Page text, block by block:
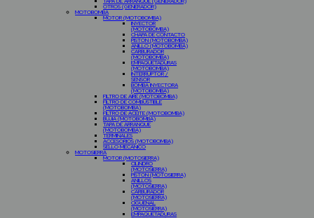
OTROS (GENERADOR)
MOTOBOMBA
MOTOR (MOTOBOMBA)
INYECTOR
(MOTOBOMBA)
CHAPA DE CONTACTO
PISTON (MOTOBOMBA)
ANILLO (MOTOBOMBA)
CARBURADOR
(MOTOBOMBA)
EMPAQUETADURAS
(MOTOBOMBA)
INTERRUPTOR /
SENSOR
BOMBA INYECTORA
(MOTOBOMBA)
FILTRO DE AIRE (MOTOBOMBA)
FILTRO DE COMBUSTIBLE
(MOTOBOMBA)
FILTRO DE ACEITE (MOTOBOMBA)
BUJIA (MOTOBOMBA)
TAPA DE ARRANQUE
(MOTOBOMBA)
TERMINALES
ACCESORIOS (MOTOBOMBA)
SELLO MECANICO
MOTOSIERRA
MOTOR (MOTOSIERRA)
CILINDRO
(MOTOSIERRA)
PISTON (MOTOSIERRA)
ANILLOS
(MOTOSIERRA)
CARBURADOR
(MOTOSIERRA)
CIGÜEÑAL
(MOTOSIERRA)
EMPAQUETADURAS